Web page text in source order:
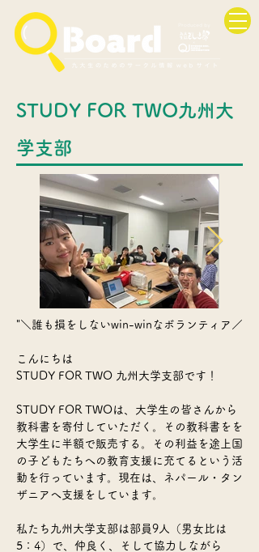
STUDY FOR TWO九州大
学支部
"＼誰も損をしないwin-winなボランティア／
こんにちは
STUDY FOR TWO 九州大学支部です！
STUDY FOR TWOは、大学生の皆さんから
教科書を寄付していただく。その教科書をを
大学生に半額で販売する。その利益を途上国
の子どもたちへの教育支援に充てるという活
動を行っています。現在は、ネパール・タン
ザニアへ支援をしています。
私たち九州大学支部は部員9人（男女比は
5：4）で、仲良く、そして協力しながら